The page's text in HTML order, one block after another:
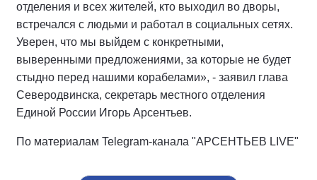
отделения и всех жителей, кто выходил во дворы,
встречался с людьми и работал в социальных сетях.
Уверен, что мы выйдем с конкретными,
выверенными предложениями, за которые не будет
стыдно перед нашими корабелами», - заявил глава
Северодвинска, секретарь местного отделения
Единой России Игорь Арсентьев.
По материалам Telegram-канала "АРСЕНТЬЕВ LIVE"